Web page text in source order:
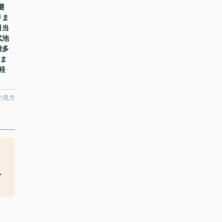
当
池
多
見方